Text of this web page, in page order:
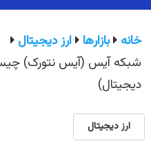
خانه بازارها
ارز دیجیتال
شبکه آیس (آیس نتورک)
دیجیتال)
ارز دیجیتال